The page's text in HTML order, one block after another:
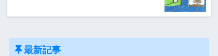
最新記事